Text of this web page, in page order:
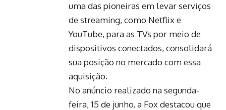
uma das pioneiras em levar serviços
de streaming, como Netflix e
YouTube, para as TVs por meio de
dispositivos conectados, consolidará
sua posição no mercado com essa
aquisição.
No anúncio realizado na segunda-
feira, 15 de junho, a Fox destacou que